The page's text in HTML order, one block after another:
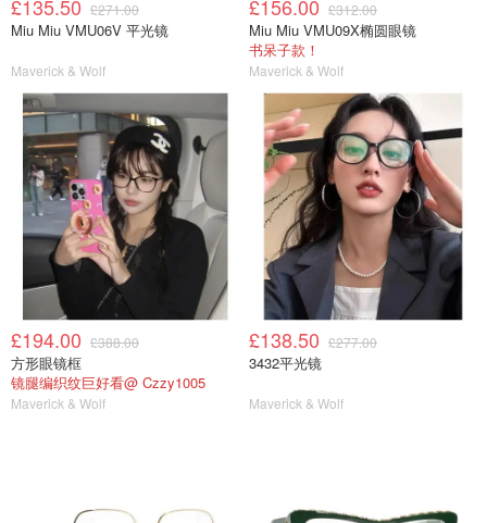
£135.50 £271.00
Miu Miu VMU06V 平光镜
Maverick & Wolf
£156.00 £312.00
Miu Miu VMU09X椭圆眼镜
书呆子款！
Maverick & Wolf
£194.00 £388.00
方形眼镜框
镜腿编织纹巨好看@ Czzy1005
Maverick & Wolf
£138.50 £277.00
3432平光镜
Maverick & Wolf